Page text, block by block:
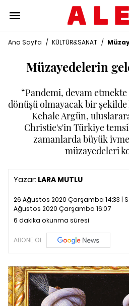
Ana Sayfa / KÜLTÜR&SANAT /
Müzayedelerin
“Pandemi, devam
dönüşü olmayacak bir şekilde
Kehale Argün,
Christie's'in Türkiye
zamanlarda büyük
müzayedeleri
Yazar: LARA MUTLU
26 Ağustos 2020 Çarşamba 14:33 |
Ağustos 2020 Çarşamba 16:07
6 dakika okunma süresi
ABONE OL